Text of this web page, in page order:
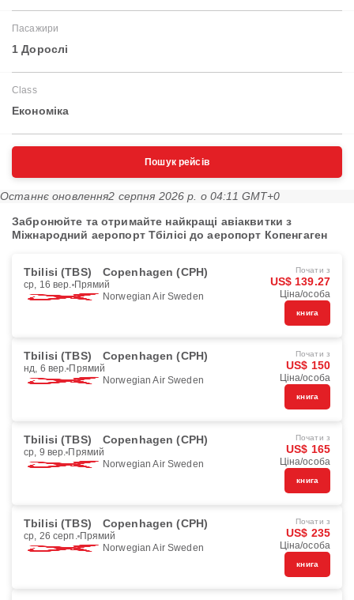
Пасажири
1 Дорослі
Class
Економіка
Пошук рейсів
Останнє оновлення2 серпня 2026 р. о 04:11 GMT+0
Забронюйте та отримайте найкращі авіаквитки з
Міжнародний аеропорт Тбілісі до аеропорт Копенгаген
Tbilisi (TBS) Copenhagen (CPH)
ср, 16 вер. Прямий
Norwegian Air Sweden
Почати з
US$ 139.27
Ціна/особа
книга
Tbilisi (TBS) Copenhagen (CPH)
нд, 6 вер. Прямий
Norwegian Air Sweden
Почати з
US$ 150
Ціна/особа
книга
Tbilisi (TBS) Copenhagen (CPH)
ср, 9 вер. Прямий
Norwegian Air Sweden
Почати з
US$ 165
Ціна/особа
книга
Tbilisi (TBS) Copenhagen (CPH)
ср, 26 серп. Прямий
Norwegian Air Sweden
Почати з
US$ 235
Ціна/особа
книга